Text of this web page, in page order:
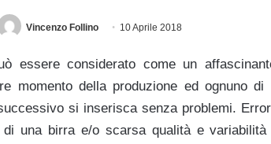
Vincenzo Follino 10 Aprile 2018
essere considerato come un
momento della produzione ed ognuno
si inserisca senza problemi.
una birra e/o scarsa qualità e